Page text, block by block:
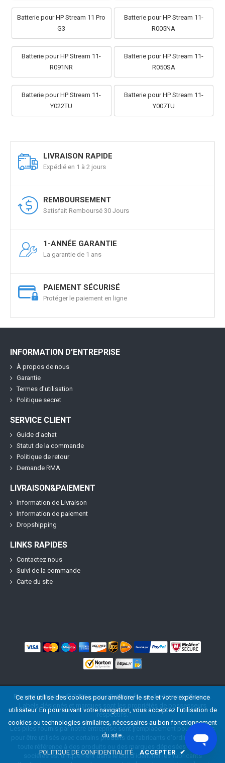
Batterie pour HP Stream 11 Pro
G3
Batterie pour HP Stream 11-
R005NA
Batterie pour HP Stream 11-
R091NR
Batterie pour HP Stream 11-
R050SA
Batterie pour HP Stream 11-
Y022TU
Batterie pour HP Stream 11-
Y007TU
LIVRAISON RAPIDE
Expédié en 1 à 2 jours
REMBOURSEMENT
Satisfait Remboursé 30 Jours
1-ANNÉE GARANTIE
La garantie de 1 ans
PAIEMENT SÉCURISÉ
Protéger le paiement en ligne
INFORMATION D'ENTREPRISE
À propos de nous
Garantie
Termes d'utilisation
Politique secret
SERVICE CLIENT
Guide d'achat
Statut de la commande
Politique de retour
Demande RMA
LIVRAISON&PAIEMENT
Information de Livraison
Information de paiement
Dropshipping
LINKS RAPIDES
Contactez nous
Suivi de la commande
Carte du site
Propriété littéraire ©2026 LaptopBatterie.fr. Les droits sont réservés.
Labels désignés et marques sont les propriétés de possesseurs
respectifs.
Les piles fournis par notre entreprise sont [remplacement pour] vendus
pour être utilisés avec certains produits de fabricants d'ordinateurs, et
toute référence à des produits ou des marques déposées de ces
sociétés est uniquement dans le but d'identifier les fabricants
Ce site utilise des cookies pour améliorer le site et votre expérience
utilisateur. En poursuivant votre navigation, vous acceptez l'utilisation de
cookies ou technologies similaires, nécessaires au bon fonctionnement
du site.
POLITIQUE DE CONFIDENTIALITÉ ACCEPTER ✔